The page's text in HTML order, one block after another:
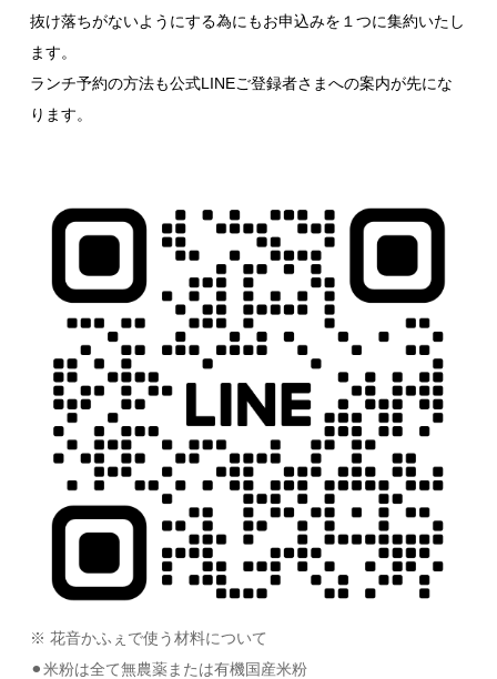
抜け落ちがないようにする為にもお申込みを１つに集約いたし
ます。
ランチ予約の方法も公式LINEご登録者さまへの案内が先にな
ります。
※ 花音かふぇで使う材料について
⚫︎米粉は全て無農薬または有機国産米粉